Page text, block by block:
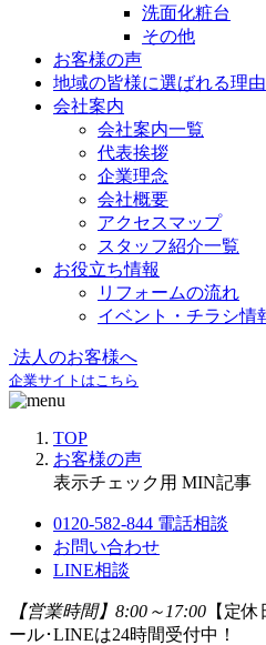
洗面化粧台
その他
お客様の声
地域の皆様に選ばれる理由
会社案内
会社案内一覧
代表挨拶
企業理念
会社概要
アクセスマップ
スタッフ紹介一覧
お役立ち情報
リフォームの流れ
イベント・チラシ情
法人のお客様へ
企業サイトはこちら
TOP
お客様の声
表示チェック用 MIN記事
0120-582-844 電話相談
お問い合わせ
LINE相談
【営業時間】8:00～17:00 【定休
ール･LINEは24時間受付中！